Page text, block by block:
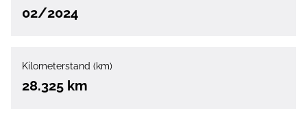
02/2024
Kilometerstand (km)
28.325 km